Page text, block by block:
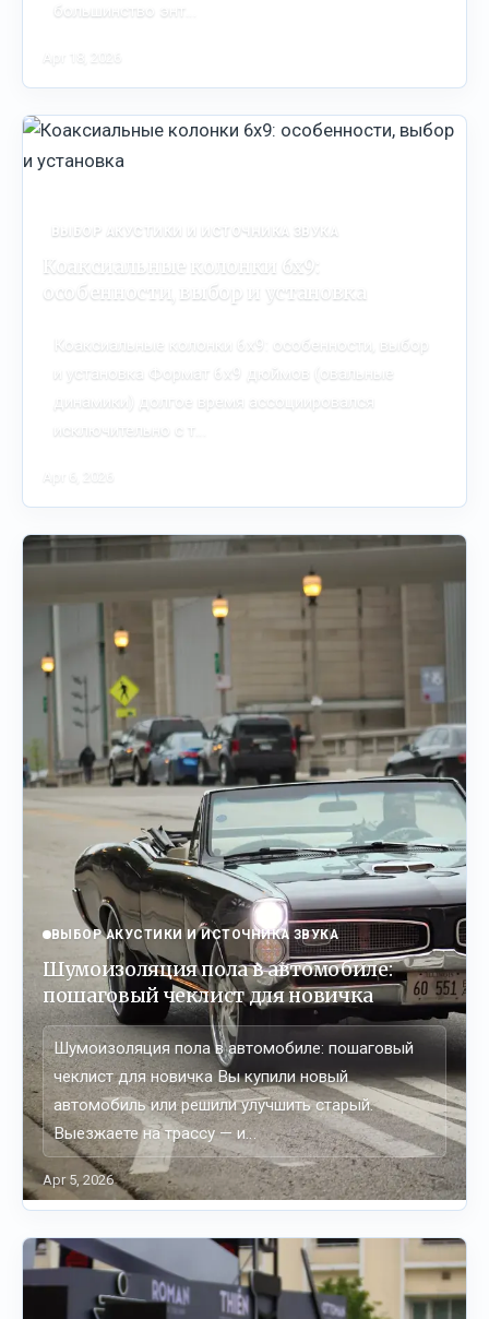
большинство энт…
Apr 18, 2026
ВЫБОР АКУСТИКИ И ИСТОЧНИКА ЗВУКА
Коаксиальные колонки 6x9:
особенности, выбор и установка
Коаксиальные колонки 6x9: особенности, выбор
и установка Формат 6x9 дюймов (овальные
динамики) долгое время ассоциировался
исключительно с т…
Apr 6, 2026
ВЫБОР АКУСТИКИ И ИСТОЧНИКА ЗВУКА
Шумоизоляция пола в автомобиле:
пошаговый чеклист для новичка
Шумоизоляция пола в автомобиле: пошаговый
чеклист для новичка Вы купили новый
автомобиль или решили улучшить старый.
Выезжаете на трассу — и…
Apr 5, 2026